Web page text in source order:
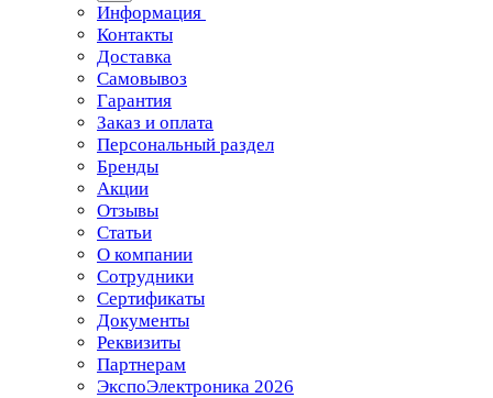
Информация
Контакты
Доставка
Самовывоз
Гарантия
Заказ и оплата
Персональный раздел
Бренды
Акции
Отзывы
Статьи
О компании
Сотрудники
Сертификаты
Документы
Реквизиты
Партнерам
ЭкспоЭлектроника 2026